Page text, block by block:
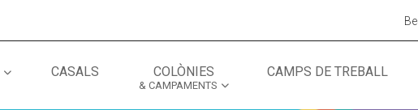
CASALS COLÒNIES
& CAMPAMENTS
CAMPS DE TREBALL
MÓN ESCOLAR